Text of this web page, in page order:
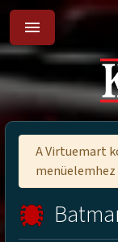
menu
A Virtuemart
menüelemhez